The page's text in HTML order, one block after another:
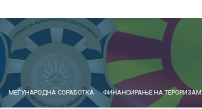
МЕЃУНАРОДНА СОРАБОТКА ФИНАНСИРАЊЕ НА ТЕРОРИЗАМ